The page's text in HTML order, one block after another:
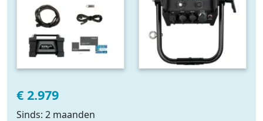
€ 2.979
Sinds: 2 maanden